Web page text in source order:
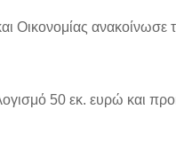
Οικονομίας
50 εκ. ευρώ και